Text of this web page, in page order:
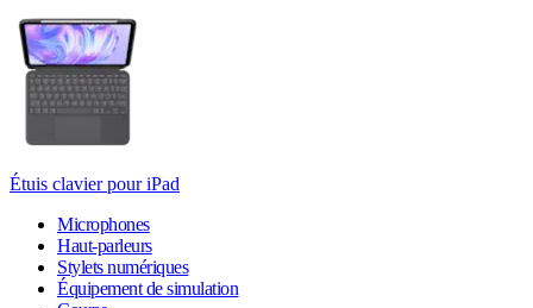
Étuis clavier pour iPad
Microphones
Haut-parleurs
Stylets numériques
Équipement de simulation